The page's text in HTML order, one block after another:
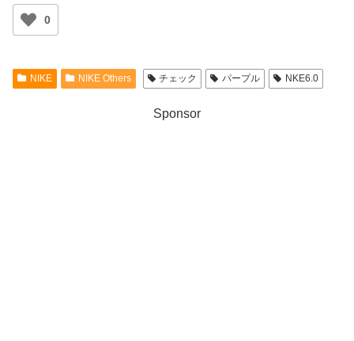
0
NIKE NIKE Others チェック パープル NKE6.0
Sponsor